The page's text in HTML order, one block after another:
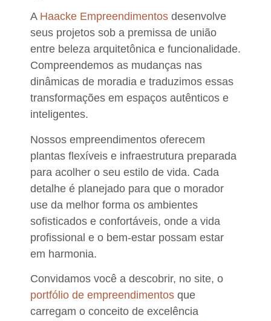
A Haacke Empreendimentos desenvolve
seus projetos sob a premissa de união
entre beleza arquitetônica e funcionalidade.
Compreendemos as mudanças nas
dinâmicas de moradia e traduzimos essas
transformações em espaços autênticos e
inteligentes.
Nossos empreendimentos oferecem
plantas flexíveis e infraestrutura preparada
para acolher o seu estilo de vida. Cada
detalhe é planejado para que o morador
use da melhor forma os ambientes
sofisticados e confortáveis, onde a vida
profissional e o bem-estar possam estar
em harmonia.
Convidamos você a descobrir, no site, o
portfólio de empreendimentos que
carregam o conceito de excelência